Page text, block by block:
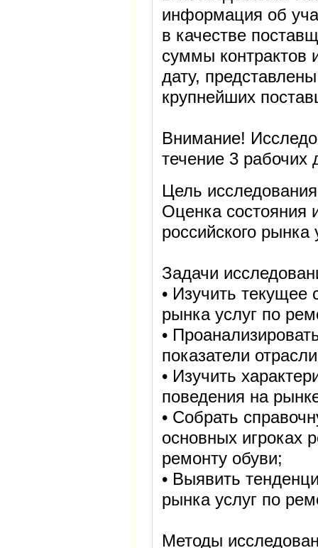
информация об
в качестве
суммы контрактов
дату,
крупнейших
Внимание!
течение 3 рабочих
Цель исследования
Оценка состояния
российского
Задачи
• Изучить текущее
рынка услуг по
•
показатели
• Изучить
поведения на
• Собрать
основных игроках
ремонту обуви;
• Выявить
рынка услуг по
Методы